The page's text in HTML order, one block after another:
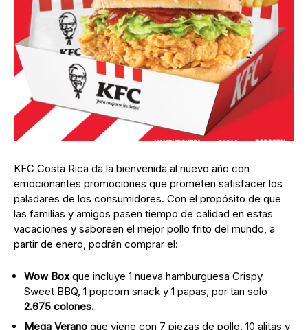
KFC Costa Rica da la bienvenida al nuevo año con
emocionantes promociones que prometen satisfacer los
paladares de los consumidores. Con el propósito de que
las familias y amigos pasen tiempo de calidad en estas
vacaciones y saboreen el mejor pollo frito del mundo, a
partir de enero, podrán comprar el:
Wow Boxque incluye 1 nueva hamburguesa Crispy
Sweet BBQ, 1 popcorn snack y 1 papas, por tan solo
2.675 colones.
Mega Verano que viene con 7 piezas de pollo, 10 alitas y